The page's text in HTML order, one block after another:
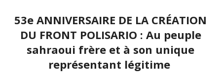
53e ANNIVERSAIRE DE LA CRÉATION
DU FRONT POLISARIO : Au peuple
sahraoui frère et à son unique
représentant légitime